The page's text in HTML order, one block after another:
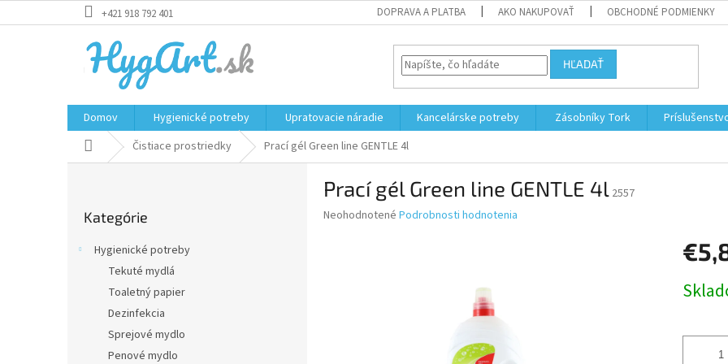
na
+421 918 792 401 DOPRAVA A PLATBA AKO NAKUPOVAŤ OBCHODNÉ PODMIENKY
HĽADAŤ
Domov Hygienické potreby Upratovacie náradie Kancelárske potreby Zásobníky Tork
Domov Čistiace prostriedky Prací gél Green line GENTLE 4l
kategórie
Kategórie
Hygienické potreby
Tekuté mydlá
Toaletný papier
Dezinfekcia
Sprejové mydlo
Penové mydlo
Prací gél Green line GENTLE 4l 2557
Priemerné
Neohodnotené Podrobnosti hodnotenia
cena: